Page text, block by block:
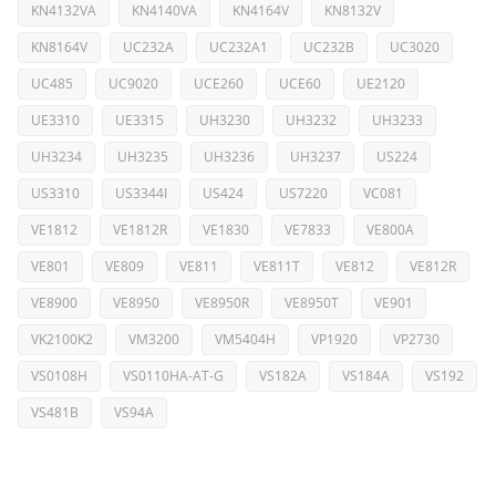
KN4132VA
KN4140VA KN4164V
KN8132V
KN8164V
UC232A UC232A1 UC232B
UC3020
UC485
UC9020 UCE260 UCE60
UE2120
UE3310
UE3315 UH3230 UH3232
UH3233
UH3234
UH3235 UH3236 UH3237
US224
US3310
US3344I US424 US7220
VC081
VE1812
VE1812R VE1830 VE7833
VE800A
VE801
VE809 VE811 VE811T VE812
VE812R
VE8900
VE8950 VE8950R VE8950T
VE901
VK2100K2
VM3200 VM5404H VP1920
VP2730
VS0108H
VS0110HA-AT-G VS182A VS184A
VS192
VS481B
VS94A